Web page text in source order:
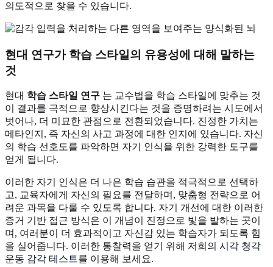
의도적으로 찾을 수 있습니다.
현대 연구가 학습 스타일의 유용성에 대해 말하는
것
현대 학습 스타일 연구 는 교수법을 학습 스타일에 맞추는 것
이 결과를 극적으로 향상시킨다는 것을 증명하려는 시도에서
벗어나, 더 미묘한 관점으로 전환되었습니다. 진정한 가치는
메타인지, 즉 자신의 사고 과정에 대한 인지에 있습니다. 자신
의 학습 선호도를 파악하면 자기 인식을 위한 강력한 도구를
얻게 됩니다.
이러한 자기 인식은 더 나은 학습 습관을 적극적으로 선택하
고, 교육자에게 자신의 필요를 전달하며, 맞춤형 전략으로 어
려운 과목을 다룰 수 있도록 합니다. 자기 개선에 대한 이러한
증거 기반 접근 방식은 이 개념이 진정으로 빛을 발하는 곳이
며, 여러분이 더 효과적이고 자신감 있는 학습자가 되도록 힘
을 실어줍니다. 이러한 통찰력을 얻기 위해 저희의 시각 청각
운동 감각 테스트를 이용해 보세요.